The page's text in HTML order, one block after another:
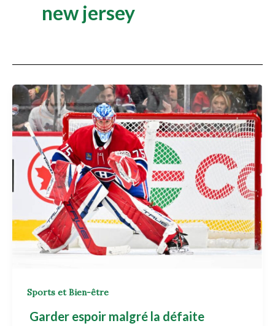
new jersey
Sports et Bien-être
Garder espoir malgré la défaite